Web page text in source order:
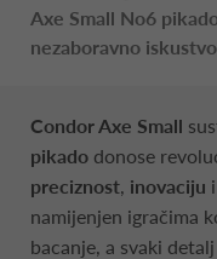
Axe Small No6
nezaboravno
Condor Axe Small
pikado donose
preciznost, inovaciju i
namijenjen igračima
bacanje, a svaki